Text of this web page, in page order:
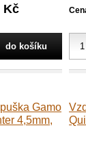
Kč
Gamo
4,5mm,